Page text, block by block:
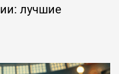
лучшие